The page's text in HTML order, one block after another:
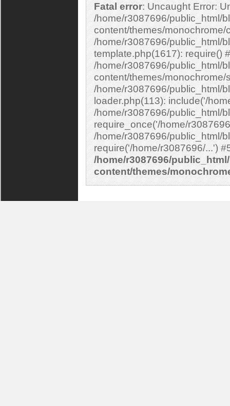
Fatal error: Uncaught Error: Undefined constant "cs_print_smilies" in
/home/r3087696/public_html/
content/themes/
/home/r3087696/public_html/
template.php(1617): require()
/home/r3087696/public_html/
content/themes/
/home/r3087696/public_html/
loader.php(113): include('/
/home/r3087696/public_html/
require_once('/home/
/home/r3087696/public_html/
/home/r3087696/
content/themes/